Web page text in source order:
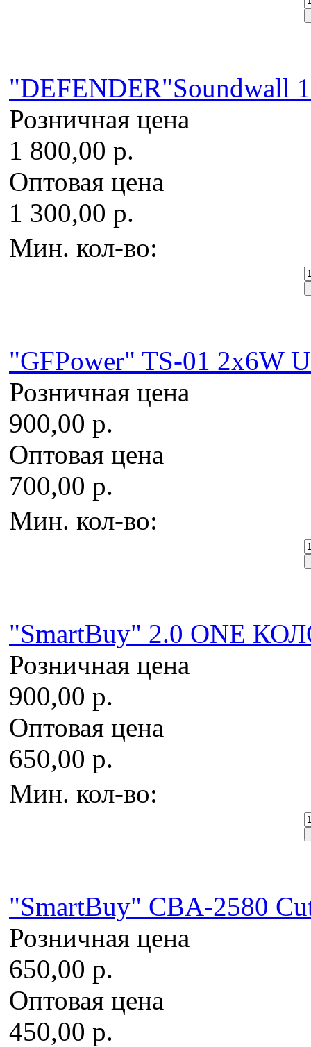
"DEFENDER"Soundwall
Розничная цена
1 800,00 р.
Оптовая цена
1 300,00 р.
Мин. кол-во:
"GFPower" TS-01 2x6W
Розничная цена
900,00 р.
Оптовая цена
700,00 р.
Мин. кол-во:
"SmartBuy" 2.0 ONE
Розничная цена
900,00 р.
Оптовая цена
650,00 р.
Мин. кол-во:
"SmartBuy" CBA-2580
Розничная цена
650,00 р.
Оптовая цена
450,00 р.